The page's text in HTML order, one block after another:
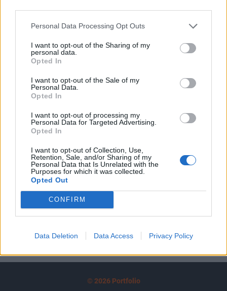
Personal Data Processing Opt Outs
I want to opt-out of the Sharing of my
personal data.
Opted In
I want to opt-out of the Sale of my
Personal Data.
Opted In
I want to opt-out of processing my
Personal Data for Targeted Advertising.
Opted In
I want to opt-out of Collection, Use,
Retention, Sale, and/or Sharing of my
Personal Data that Is Unrelated with the
Purposes for which it was collected.
Opted Out
CONFIRM
Data Deletion Data Access Privacy Policy
KEDVES OLVASÓNK!
A keresett cikk a portfolio.hu hírarchívumához
regisztrációhoz kötött.
Az előfizetés a következőket tartalmazza:
Portfolio.hu teljes cikkarchívum
Kötéslisták: BÉT elmúlt 2 év napon belüli
Előfizetés
MÁR ELŐFIZETŐNK VAGY?
© 2026 Portfolio